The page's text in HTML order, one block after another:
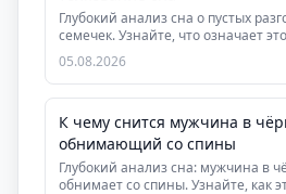
Глубокий анализ сна о пустых
семечек. Узнайте, что означает
05.08.2026
К чему снится мужчина в
обнимающий со спины
Глубокий анализ сна: мужчина в
обнимает со спины. Узнайте, как